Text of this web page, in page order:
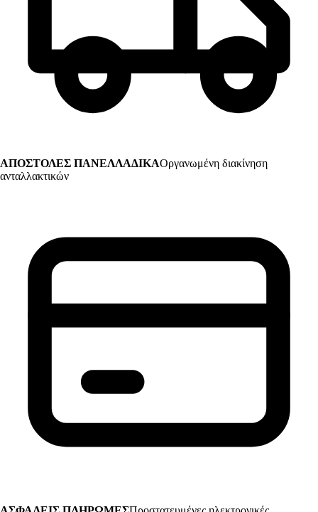
ΑΠΟΣΤΟΛΕΣ ΠΑΝΕΛΛΑΔΙΚΑΟργανωμένη διακίνηση
ανταλλακτικών